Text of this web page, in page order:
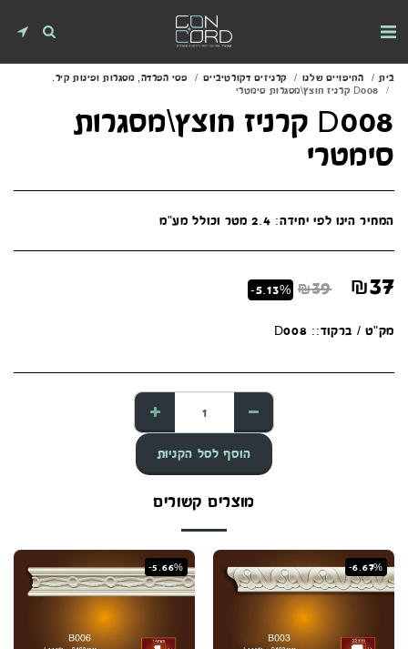
בית החיפויים שלנו קרניזים דקורטיביים
פסי הפרדה, מסגרות ופינות קיר.
D008 קרניז חוצץ\מסגרות סימטרי
D008 קרניז חוצץ\מסגרות
סימטרי
המחיר הינו לפי יחידה: 2.4 מטר וכולל מע"מ
₪37
₪39
-5.13%
מק"ט / ברקוד:: D008
הוסף לסל הקניות
מוצרים קשורים
-6.67%
-5.66%